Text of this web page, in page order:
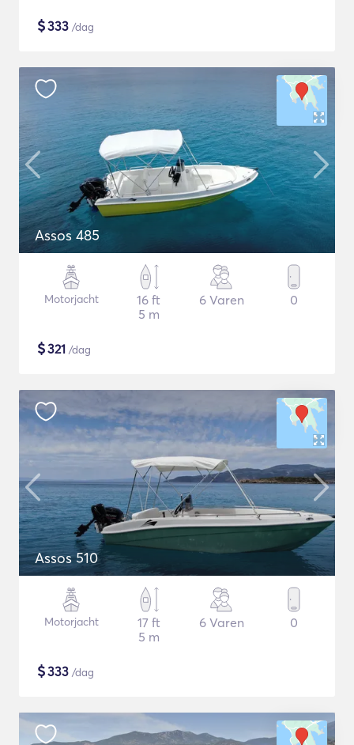
$333 /dag
Assos 485
Motorjacht
16 ft
5 m
6 Varen 0
$321 /dag
Assos 510
Motorjacht
17 ft
5 m
6 Varen 0
$333 /dag